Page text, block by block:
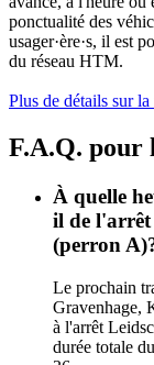
ponctualité des
usager·ère·s, il est
du réseau HTM.
Plus de détails sur
F.A.Q. pour
À quelle
il de l'arrêt
(perron
Le prochain
Gravenhage,
à l'arrêt
durée totale